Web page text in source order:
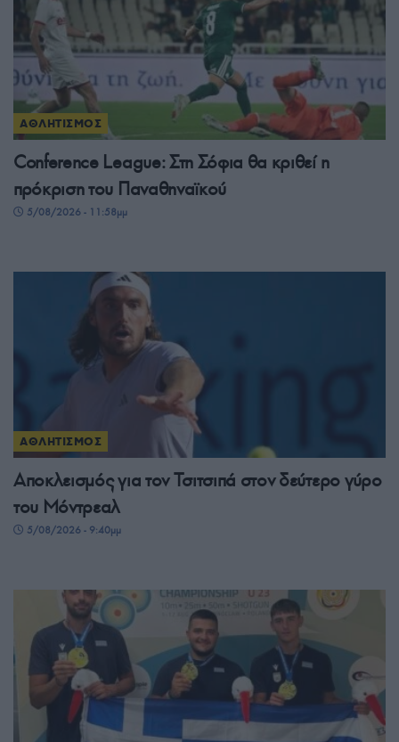
ΑΘΛΗΤΙΣΜΟΣ
Conference League: Στη Σόφια θα κριθεί η
πρόκριση του Παναθηναϊκού
5/08/2026 - 11:58μμ
ΑΘΛΗΤΙΣΜΟΣ
Αποκλεισμός για τον Τσιτσιπά στον δεύτερο γύρο
του Μόντρεαλ
5/08/2026 - 9:40μμ